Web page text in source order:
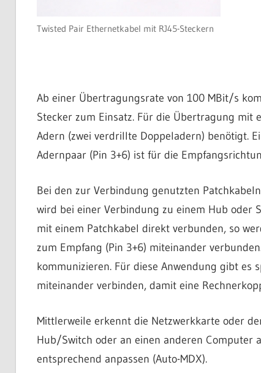
Twisted Pair Ethernetkabel mit RJ45-Steckern
Ab einer Übertragungsrate von 100 MBit/s
Stecker zum Einsatz. Für die Übertragung mit
Adern (zwei verdrillte Doppeladern) benötigt.
Adernpaar (Pin 3+6) ist für die
Bei den zur Verbindung genutzten
wird bei einer Verbindung zu einem Hub oder
mit einem Patchkabel direkt verbunden, so
zum Empfang (Pin 3+6) miteinander
kommunizieren. Für diese Anwendung gibt es
miteinander verbinden, damit eine
Mittlerweile erkennt die Netzwerkkarte oder
Hub/Switch oder an einen anderen Computer
entsprechend anpassen (Auto-MDX).